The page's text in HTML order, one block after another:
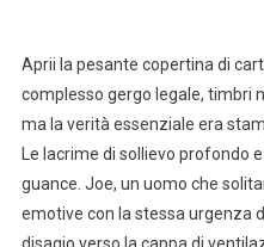
Aprii la pesante copertina di
complesso gergo legale, timbri
ma la verità essenziale era
Le lacrime di sollievo profondo
guance. Joe, un uomo che
emotive con la stessa urgenza